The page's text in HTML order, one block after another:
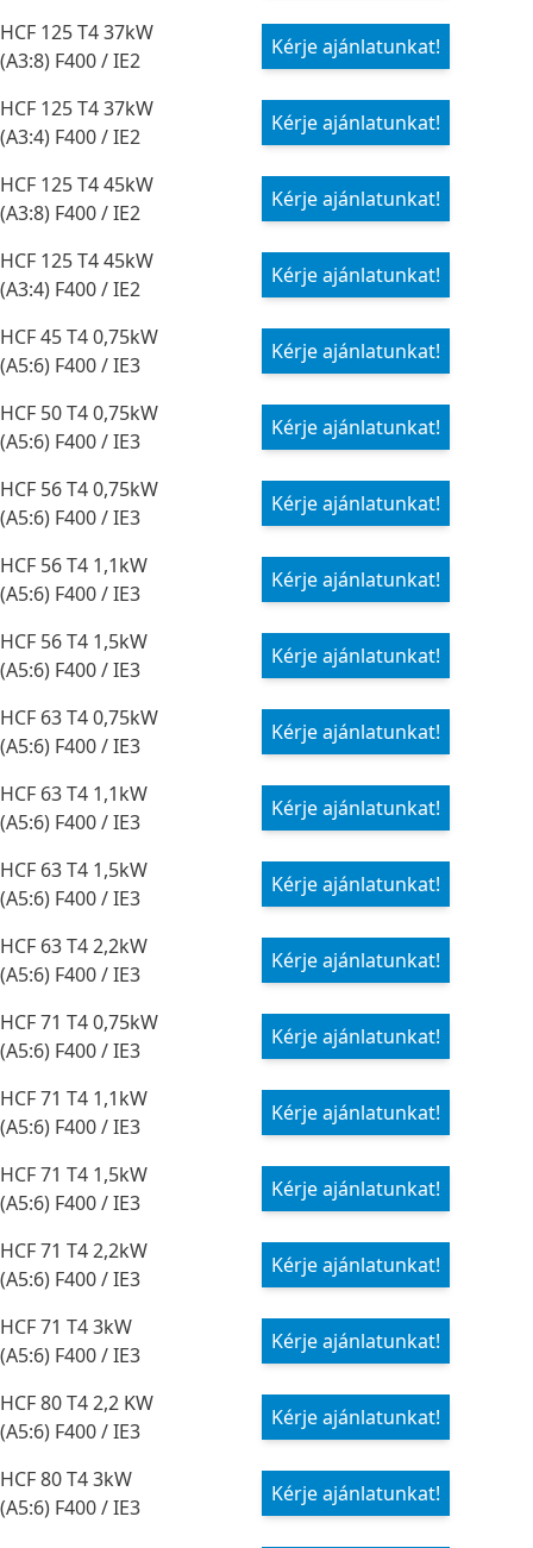
HCF 125 T4 37kW
(A3:8) F400 / IE2
Kérje ajánlatunkat!
HCF 125 T4 37kW
(A3:4) F400 / IE2
Kérje ajánlatunkat!
HCF 125 T4 45kW
(A3:8) F400 / IE2
Kérje ajánlatunkat!
HCF 125 T4 45kW
(A3:4) F400 / IE2
Kérje ajánlatunkat!
HCF 45 T4 0,75kW
(A5:6) F400 / IE3
Kérje ajánlatunkat!
HCF 50 T4 0,75kW
(A5:6) F400 / IE3
Kérje ajánlatunkat!
HCF 56 T4 0,75kW
(A5:6) F400 / IE3
Kérje ajánlatunkat!
HCF 56 T4 1,1kW
(A5:6) F400 / IE3
Kérje ajánlatunkat!
HCF 56 T4 1,5kW
(A5:6) F400 / IE3
Kérje ajánlatunkat!
HCF 63 T4 0,75kW
(A5:6) F400 / IE3
Kérje ajánlatunkat!
HCF 63 T4 1,1kW
(A5:6) F400 / IE3
Kérje ajánlatunkat!
HCF 63 T4 1,5kW
(A5:6) F400 / IE3
Kérje ajánlatunkat!
HCF 63 T4 2,2kW
(A5:6) F400 / IE3
Kérje ajánlatunkat!
HCF 71 T4 0,75kW
(A5:6) F400 / IE3
Kérje ajánlatunkat!
HCF 71 T4 1,1kW
(A5:6) F400 / IE3
Kérje ajánlatunkat!
HCF 71 T4 1,5kW
(A5:6) F400 / IE3
Kérje ajánlatunkat!
HCF 71 T4 2,2kW
(A5:6) F400 / IE3
Kérje ajánlatunkat!
HCF 71 T4 3kW
(A5:6) F400 / IE3
Kérje ajánlatunkat!
HCF 80 T4 2,2 KW
(A5:6) F400 / IE3
Kérje ajánlatunkat!
HCF 80 T4 3kW
(A5:6) F400 / IE3
Kérje ajánlatunkat!